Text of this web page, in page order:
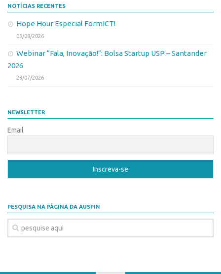
Entidades
Pesquisa
CEPIDs
CEPIX
Eventos
SGE
SciBiz
NOTÍCIAS RECENTES
Hope Hour Especial FormICT!
03/08/2026
Webinar “Fala, Inovação!”: Bolsa Startup USP – Santander
2026
29/07/2026
NEWSLETTER
Email
PESQUISA NA PÁGINA DA AUSPIN